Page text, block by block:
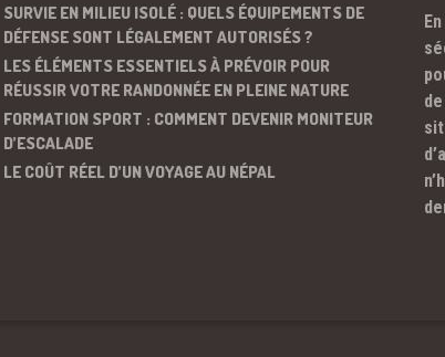
SURVIE EN MILIEU ISOLÉ : QUELS ÉQUIPEMENTS DE
DÉFENSE SONT LÉGALEMENT AUTORISÉS ?
LES ÉLÉMENTS ESSENTIELS À PRÉVOIR POUR
RÉUSSIR VOTRE RANDONNÉE EN PLEINE NATURE
FORMATION SPORT : COMMENT DEVENIR MONITEUR
D’ESCALADE
LE COÛT RÉEL D’UN VOYAGE AU NÉPAL